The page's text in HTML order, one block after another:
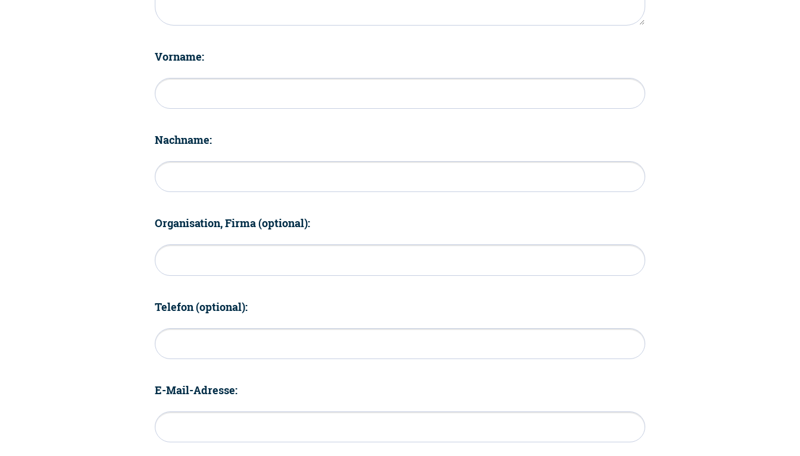
Vorname:
Nachname:
Organisation, Firma (optional):
Telefon (optional):
E-Mail-Adresse: